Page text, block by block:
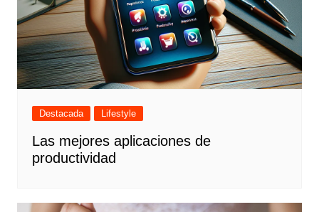
Destacada Lifestyle
Las mejores aplicaciones de
productividad